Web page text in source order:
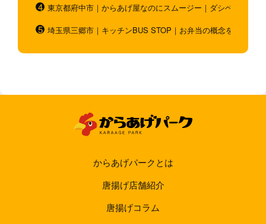
東京都府中市｜からあげ屋なのにスムージー｜ダシベース唐
埼玉県三郷市｜キッチンBUS STOP｜お弁当の概念を超越！
からあげパークとは
唐揚げ店舗紹介
唐揚げコラム